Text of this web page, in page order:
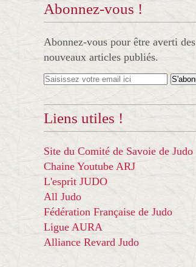
Abonnez-vous !
Abonnez-vous pour être averti des
nouveaux articles publiés.
Liens utiles !
Site du Comité de Savoie de Judo
Chaine Youtube ARJ
L'esprit JUDO
All Judo
Fédération Française de Judo
Ligue AURA
Alliance Revard Judo